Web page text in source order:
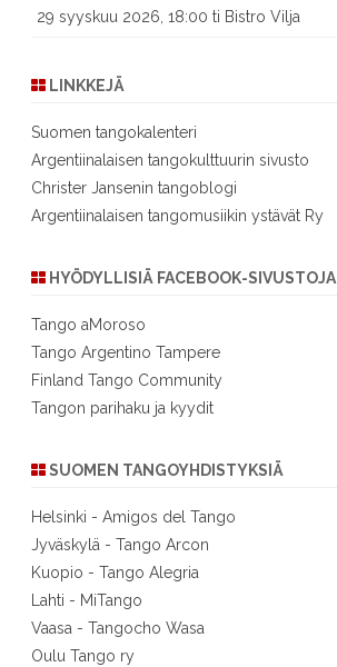
29 syyskuu 2026, 18:00 ti Bistro Vilja
LINKKEJÄ
Suomen tangokalenteri
Argentiinalaisen tangokulttuurin sivusto
Christer Jansenin tangoblogi
Argentiinalaisen tangomusiikin ystävät Ry
HYÖDYLLISIÄ FACEBOOK-SIVUSTOJA
Tango aMoroso
Tango Argentino Tampere
Finland Tango Community
Tangon parihaku ja kyydit
SUOMEN TANGOYHDISTYKSIÄ
Helsinki - Amigos del Tango
Jyväskylä - Tango Arcon
Kuopio - Tango Alegria
Lahti - MiTango
Vaasa - Tangocho Wasa
Oulu Tango ry